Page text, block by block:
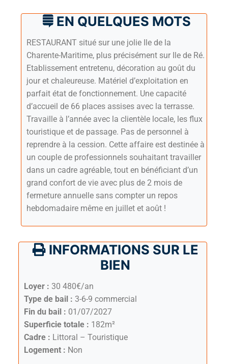
EN QUELQUES MOTS
RESTAURANT situé sur une jolie Ile de la
Charente-Maritime, plus précisément sur Ile de Ré.
Etablissement entretenu, décoration au goût du
jour et chaleureuse. Matériel d’exploitation en
parfait état de fonctionnement. Une capacité
d’accueil de 66 places assises avec la terrasse.
Travaille à l’année avec la clientèle locale, les flux
touristique et de passage. Pas de personnel à
reprendre à la cession. Cette affaire est destinée à
un couple de professionnels souhaitant travailler
dans un cadre agréable, tout en bénéficiant d’un
grand confort de vie avec plus de 2 mois de
fermeture annuelle sans compter un repos
hebdomadaire même en juillet et août !
INFORMATIONS SUR LE
BIEN
Loyer : 30 480€/an
Type de bail : 3-6-9 commercial
Fin du bail : 01/07/2027
Superficie totale : 182m²
Cadre : Littoral – Touristique
Logement : Non